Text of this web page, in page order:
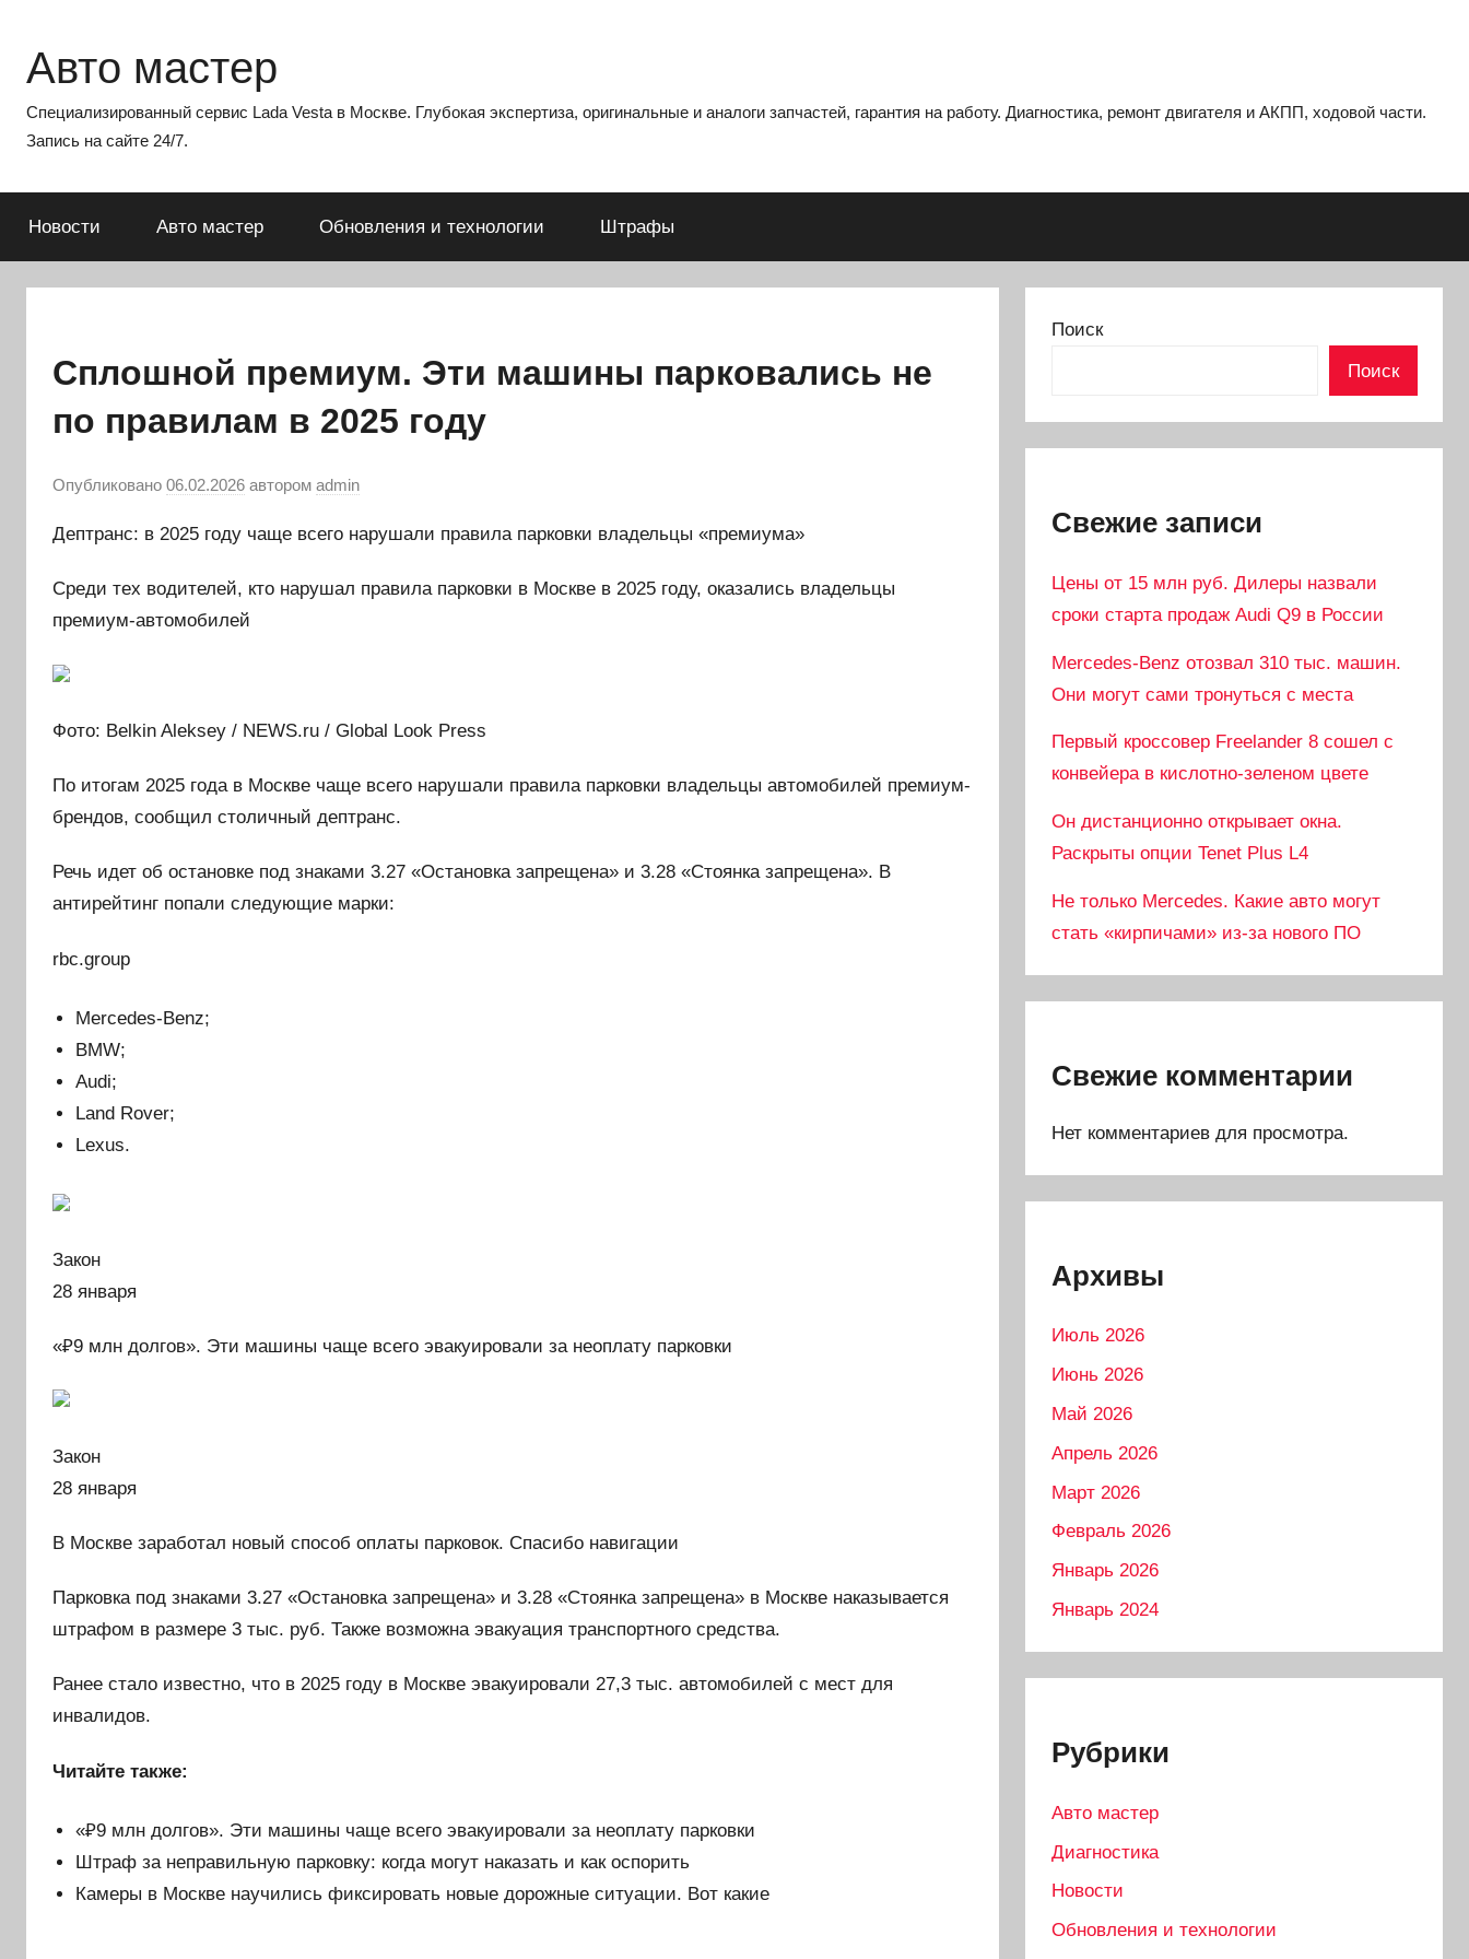
содержимому
Авто мастер
Специализированный сервис Lada Vesta в Москве. Глубокая экспертиза, оригинальные и аналоги запчастей, гарантия на работу. Диагностика, ремонт двигателя и АКПП, ходовой части.
Запись на сайте 24/7.
Новости Авто мастер Обновления и технологии Штрафы
Сплошной премиум. Эти машины парковались не
по правилам в 2025 году
Опубликовано 06.02.2026 автором admin
Дептранс: в 2025 году чаще всего нарушали правила парковки владельцы «премиума»
Среди тех водителей, кто нарушал правила парковки в Москве в 2025 году, оказались владельцы
премиум-автомобилей
Фото: Belkin Aleksey / NEWS.ru / Global Look Press
По итогам 2025 года в Москве чаще всего нарушали правила парковки владельцы автомобилей премиум-
брендов, сообщил столичный дептранс.
Речь идет об остановке под знаками 3.27 «Остановка запрещена» и 3.28 «Стоянка запрещена». В
антирейтинг попали следующие марки:
rbc.group
Mercedes-Benz;
BMW;
Audi;
Land Rover;
Lexus.
Закон
28 января
«₽9 млн долгов». Эти машины чаще всего эвакуировали за неоплату парковки
Закон
28 января
В Москве заработал новый способ оплаты парковок. Спасибо навигации
Парковка под знаками 3.27 «Остановка запрещена» и 3.28 «Стоянка запрещена» в Москве наказывается
штрафом в размере 3 тыс. руб. Также возможна эвакуация транспортного средства.
Ранее стало известно, что в 2025 году в Москве эвакуировали 27,3 тыс. автомобилей с мест для
инвалидов.
Читайте также:
«₽9 млн долгов». Эти машины чаще всего эвакуировали за неоплату парковки
Штраф за неправильную парковку: когда могут наказать и как оспорить
Камеры в Москве научились фиксировать новые дорожные ситуации. Вот какие
Поиск
Поиск
Свежие записи
Цены от 15 млн руб. Дилеры назвали
сроки старта продаж Audi Q9 в России
Mercedes-Benz отозвал 310 тыс. машин.
Они могут сами тронуться с места
Первый кроссовер Freelander 8 сошел с
конвейера в кислотно-зеленом цвете
Он дистанционно открывает окна.
Раскрыты опции Tenet Plus L4
Не только Mercedes. Какие авто могут
стать «кирпичами» из-за нового ПО
Свежие комментарии
Нет комментариев для просмотра.
Архивы
Июль 2026
Июнь 2026
Май 2026
Апрель 2026
Март 2026
Февраль 2026
Январь 2026
Январь 2024
Рубрики
Авто мастер
Диагностика
Новости
Обновления и технологии